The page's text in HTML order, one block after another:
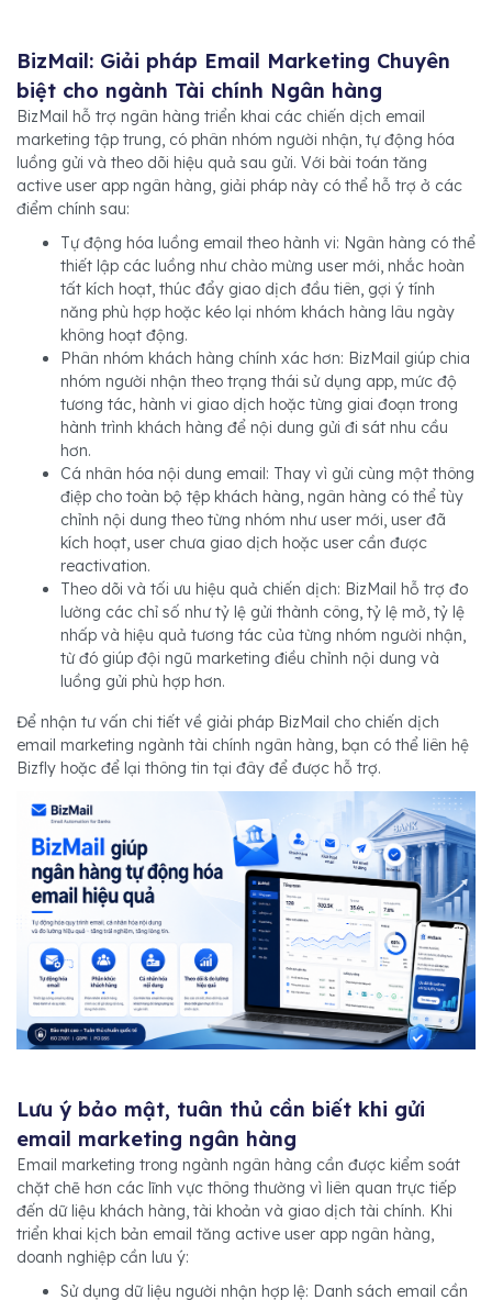
BizMail: Giải pháp Email Marketing Chuyên
biệt cho ngành Tài chính Ngân hàng
BizMail hỗ trợ ngân hàng triển khai các chiến dịch email
marketing tập trung, có phân nhóm người nhận, tự động hóa
luồng gửi và theo dõi hiệu quả sau gửi. Với bài toán tăng
active user app ngân hàng, giải pháp này có thể hỗ trợ ở các
điểm chính sau:
Tự động hóa luồng email theo hành vi: Ngân hàng có thể
thiết lập các luồng như chào mừng user mới, nhắc hoàn
tất kích hoạt, thúc đẩy giao dịch đầu tiên, gợi ý tính
năng phù hợp hoặc kéo lại nhóm khách hàng lâu ngày
không hoạt động.
Phân nhóm khách hàng chính xác hơn: BizMail giúp chia
nhóm người nhận theo trạng thái sử dụng app, mức độ
tương tác, hành vi giao dịch hoặc từng giai đoạn trong
hành trình khách hàng để nội dung gửi đi sát nhu cầu
hơn.
Cá nhân hóa nội dung email: Thay vì gửi cùng một thông
điệp cho toàn bộ tệp khách hàng, ngân hàng có thể tùy
chỉnh nội dung theo từng nhóm như user mới, user đã
kích hoạt, user chưa giao dịch hoặc user cần được
reactivation.
Theo dõi và tối ưu hiệu quả chiến dịch: BizMail hỗ trợ đo
lường các chỉ số như tỷ lệ gửi thành công, tỷ lệ mở, tỷ lệ
nhấp và hiệu quả tương tác của từng nhóm người nhận,
từ đó giúp đội ngũ marketing điều chỉnh nội dung và
luồng gửi phù hợp hơn.
Để nhận tư vấn chi tiết về giải pháp BizMail cho chiến dịch
email marketing ngành tài chính ngân hàng, bạn có thể liên hệ
Bizfly hoặc để lại thông tin tại đây để được hỗ trợ.
Lưu ý bảo mật, tuân thủ cần biết khi gửi
email marketing ngân hàng
Email marketing trong ngành ngân hàng cần được kiểm soát
chặt chẽ hơn các lĩnh vực thông thường vì liên quan trực tiếp
đến dữ liệu khách hàng, tài khoản và giao dịch tài chính. Khi
triển khai kịch bản email tăng active user app ngân hàng,
doanh nghiệp cần lưu ý:
Sử dụng dữ liệu người nhận hợp lệ: Danh sách email cần